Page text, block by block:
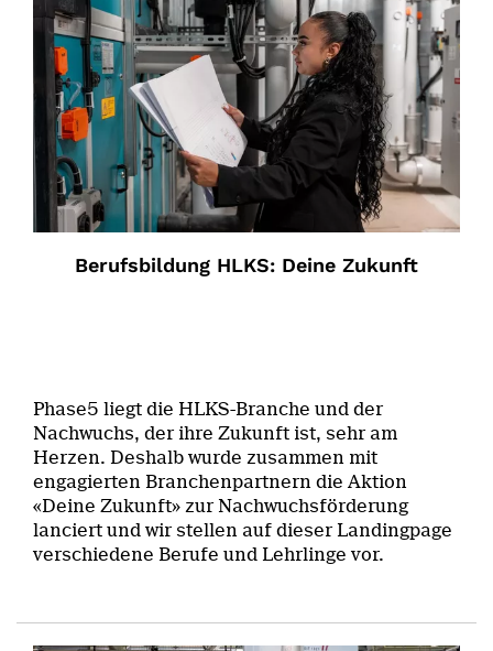
Berufsbildung HLKS: Deine Zukunft
Phase5 liegt die HLKS-Branche und der
Nachwuchs, der ihre Zukunft ist, sehr am
Herzen. Deshalb wurde zusammen mit
engagierten Branchenpartnern die Aktion
«Deine Zukunft» zur Nachwuchsförderung
lanciert und wir stellen auf dieser Landingpage
verschiedene Berufe und Lehrlinge vor.